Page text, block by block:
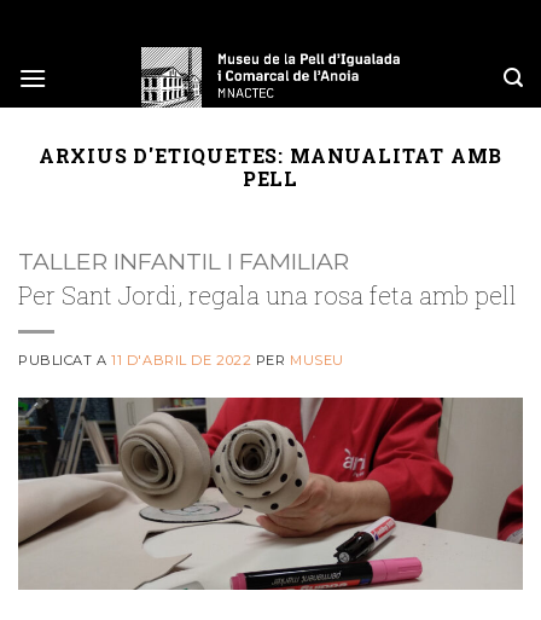
content
ARXIUS D'ETIQUETES: MANUALITAT AMB
PELL
TALLER INFANTIL I FAMILIAR
Per Sant Jordi, regala una rosa feta amb pell
PUBLICAT A11 D'ABRIL DE 2022 PER MUSEU